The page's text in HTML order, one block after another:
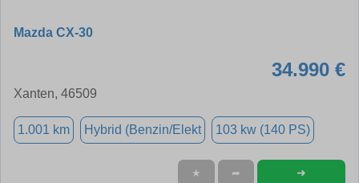
Mazda CX-30
34.990 €
Xanten, 46509
1.001 km Hybrid (Benzin/Elekt 103 kw (140 PS)
★ ➦ ➜